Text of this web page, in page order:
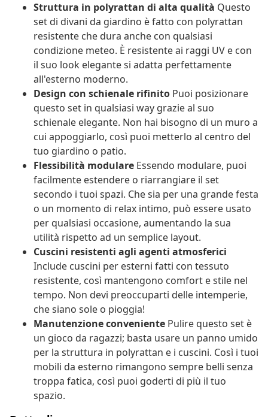
Struttura in polyrattan di alta qualità Questo
set di divani da giardino è fatto con polyrattan
resistente che dura anche con qualsiasi
condizione meteo. È resistente ai raggi UV e con
il suo look elegante si adatta perfettamente
all'esterno moderno.
Design con schienale rifinito Puoi posizionare
questo set in qualsiasi way grazie al suo
schienale elegante. Non hai bisogno di un muro a
cui appoggiarlo, così puoi metterlo al centro del
tuo giardino o patio.
Flessibilità modulare Essendo modulare, puoi
facilmente estendere o riarrangiare il set
secondo i tuoi spazi. Che sia per una grande festa
o un momento di relax intimo, può essere usato
per qualsiasi occasione, aumentando la sua
utilità rispetto ad un semplice layout.
Cuscini resistenti agli agenti atmosferici
Include cuscini per esterni fatti con tessuto
resistente, così mantengono comfort e stile nel
tempo. Non devi preoccuparti delle intemperie,
che siano sole o pioggia!
Manutenzione conveniente Pulire questo set è
un gioco da ragazzi; basta usare un panno umido
per la struttura in polyrattan e i cuscini. Così i tuoi
mobili da esterno rimangono sempre belli senza
troppa fatica, così puoi goderti di più il tuo
spazio.